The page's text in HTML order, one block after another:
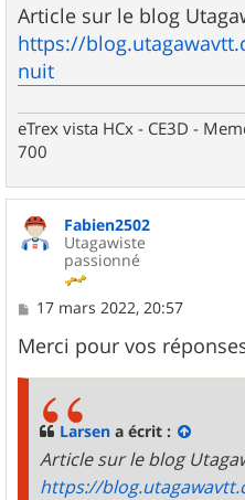
s
s
a
g
e
Article sur le blog
https://
nuit
eTrex vista HCx - CE3D -
700
Fabien2502
Utagawiste
passionné
M
s
s
a
17 mars 2022, 20:57
Merci pour vos
Larsen a écrit :
Article sur le blog
https://